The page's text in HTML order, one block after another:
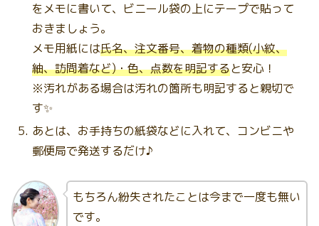
をメモに書いて、ビニール袋の上にテープで貼って
おきましょう。
メモ用紙には氏名、注文番号、着物の種類(小紋、
紬、訪問着など)・色、点数を明記すると安心！
※汚れがある場合は汚れの箇所も明記すると親切で
す✨
あとは、お手持ちの紙袋などに入れて、コンビニや
郵便局で発送するだけ♪
もちろん紛失されたことは今まで一度も無い
です。